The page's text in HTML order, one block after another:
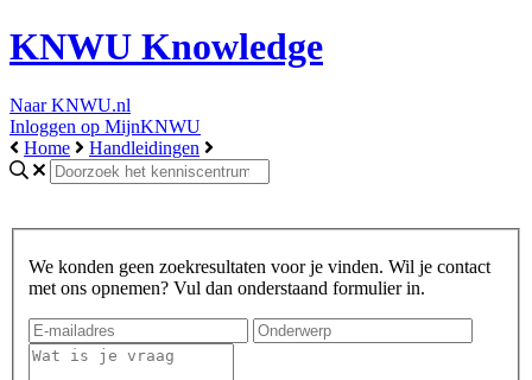
KNWU Knowledge
Naar KNWU.nl
Inloggen op MijnKNWU
Home
Handleidingen
We konden geen zoekresultaten voor je vinden. Wil je contact
met ons opnemen? Vul dan onderstaand formulier in.